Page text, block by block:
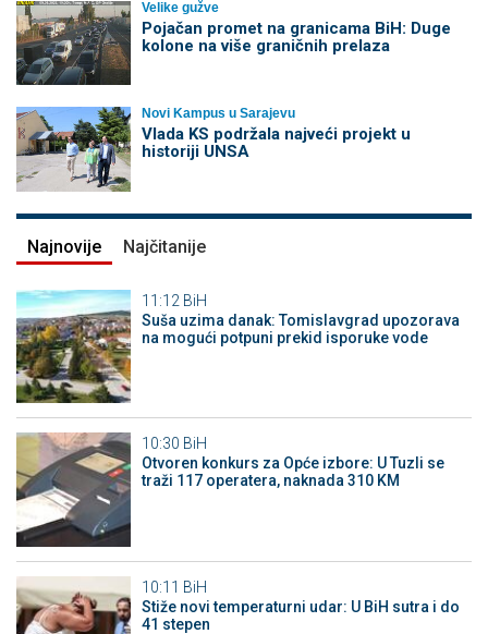
Velike gužve
Pojačan promet na granicama BiH: Duge
kolone na više graničnih prelaza
Novi Kampus u Sarajevu
Vlada KS podržala najveći projekt u
historiji UNSA
Najnovije Najčitanije
11:12 BiH
Suša uzima danak: Tomislavgrad upozorava
na mogući potpuni prekid isporuke vode
10:30 BiH
Otvoren konkurs za Opće izbore: U Tuzli se
traži 117 operatera, naknada 310 KM
10:11 BiH
Stiže novi temperaturni udar: U BiH sutra i do
41 stepen